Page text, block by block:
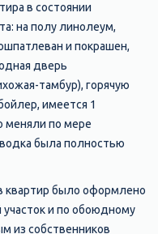
в состоянии
на полу линолеум,
и покрашен,
дверь
тамбур), горячую
имеется 1
меняли по мере
была полностью
квартир было оформлено
и по обоюдному
из собственников